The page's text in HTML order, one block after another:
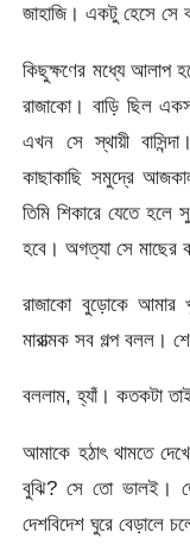
জাহাজি। একটু হেসে সে
কিছুক্ষণের মধ্যে আলাপ
রাজাকো। বাড়ি ছিল
এখন সে স্থায়ী
কাছাকাছি সমুদ্রে
তিমি শিকারে যেতে হলে
হবে। অগত্যা সে মাছের
রাজাকো বুড়োকে আমার
মারাত্মক সব গল্প বলল।
বললাম, হ্যাঁ। কতকটা
আমাকে হঠাৎ থামতে
বুঝি? সে তো ভালই।
দেশবিদেশ ঘুরে বেড়ালে